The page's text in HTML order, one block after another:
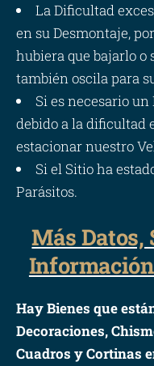
La Dificultad
en su Desmontaje,
hubiera que bajarlo
también oscila para
Si es necesario
debido a la dificultad
estacionar nuestro
Si el Sitio ha
Parásitos.
Más Datos,
Hay Bienes que
Decoraciones,
Cuadros y Cortinas